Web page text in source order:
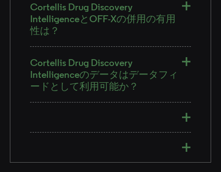
Cortellis Drug Discovery
IntelligenceとOFF-Xの併用の有用
性は？
Cortellis Drug Discovery
Intelligenceのデータはデータフィ
ードとして利用可能か？